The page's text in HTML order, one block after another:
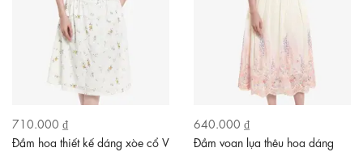
710.000 ₫
Đầm hoa thiết kế dáng xòe cổ V
640.000 ₫
Đầm voan lụa thêu hoa dáng